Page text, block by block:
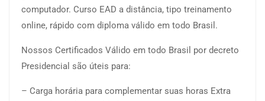
computador. Curso EAD a distância, tipo treinamento
online, rápido com diploma válido em todo Brasil.
Nossos Certificados Válido em todo Brasil por decreto
Presidencial são úteis para:
– Carga horária para complementar suas horas Extra